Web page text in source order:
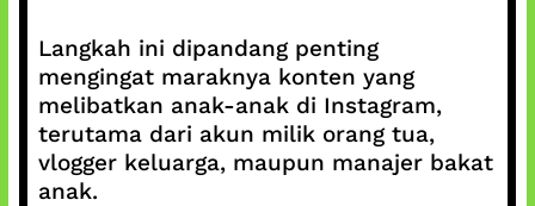
Langkah ini dipandang penting
mengingat maraknya konten yang
melibatkan anak-anak di Instagram,
terutama dari akun milik orang tua,
vlogger keluarga, maupun manajer bakat
anak.